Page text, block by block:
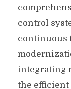
control
continuous
integrating
the efficient